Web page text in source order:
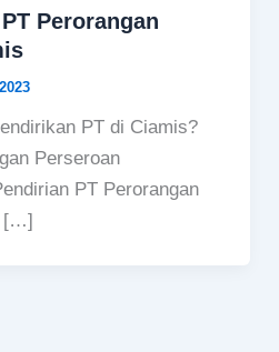
Perorangan
PT di Ciamis?
Perseroan
PT Perorangan
[…]